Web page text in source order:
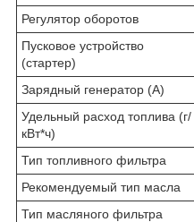
Регулятор оборотов
Пусковое устройство
(стартер)
Зарядный генератор (А)
Удельный расход топлива (г/
кВт*ч)
Тип топливного фильтра
Рекомендуемый тип масла
Тип масляного фильтра